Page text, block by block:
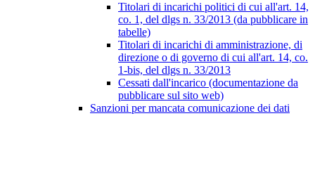
Titolari di incarichi politici di cui all'art. 14,
co. 1, del dlgs n. 33/2013 (da pubblicare in
tabelle)
Titolari di incarichi di amministrazione, di
direzione o di governo di cui all'art. 14, co.
1-bis, del dlgs n. 33/2013
Cessati dall'incarico (documentazione da
pubblicare sul sito web)
Sanzioni per mancata comunicazione dei dati